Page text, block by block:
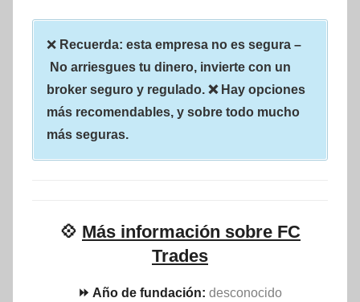
❌ Recuerda: esta empresa no es segura –
No arriesgues tu dinero, invierte con un
broker seguro y regulado. ❌ Hay opciones
más recomendables, y sobre todo mucho
más seguras.
💠 Más información sobre FC
Trades
⏩ Año de fundación: desconocido